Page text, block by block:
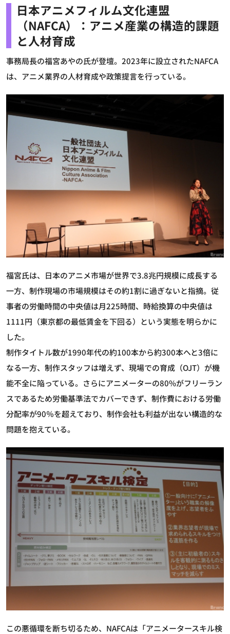
日本アニメフィルム文化連盟
（NAFCA）：アニメ産業の構造的課題
と人材育成
事務局長の福宮あやの氏が登壇。2023年に設立されたNAFCA
は、アニメ業界の人材育成や政策提言を行っている。
福宮氏は、日本のアニメ市場が世界で3.8兆円規模に成長する
一方、制作現場の市場規模はその約1割に過ぎないと指摘。従
事者の労働時間の中央値は月225時間、時給換算の中央値は
1111円（東京都の最低賃金を下回る）という実態を明らかに
した。
制作タイトル数が1990年代の約100本から約300本へと3倍に
なる一方、制作スタッフは増えず、現場での育成（OJT）が機
能不全に陥っている。さらにアニメーターの80%がフリーラン
スであるため労働基準法でカバーできず、制作費における労働
分配率が90％を超えており、制作会社も利益が出ない構造的な
問題を抱えている。
この悪循環を断ち切るため、NAFCAは「アニメータースキル検